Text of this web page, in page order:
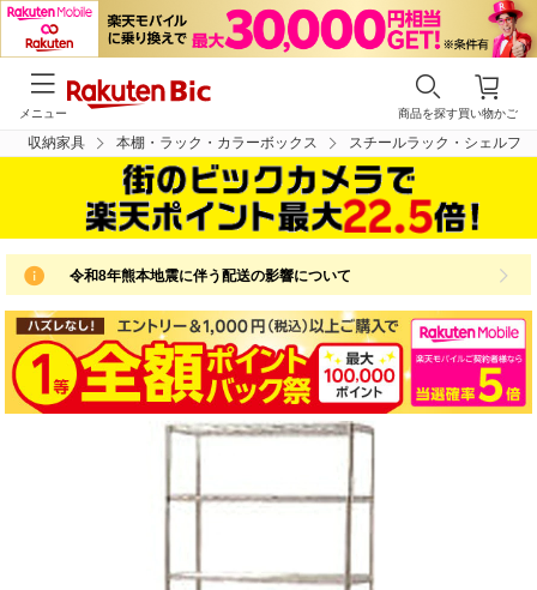
買い物かご
商品を探す
メニュー
収納家具 本棚・ラック・カラーボックス スチールラック・シェルフ
令和8年熊本地震に伴う配送の影響について